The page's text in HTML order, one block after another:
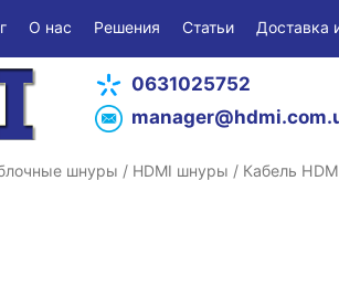
О нас Решения Статьи Доставка
0631025752
шнуры / HDMI шнуры / Кабель